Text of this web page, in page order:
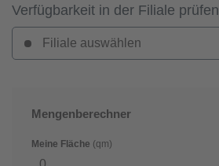
Verfügbarkeit in der Filiale prüfen
Filiale auswählen
Mengenberechner
Meine Fläche (qm)